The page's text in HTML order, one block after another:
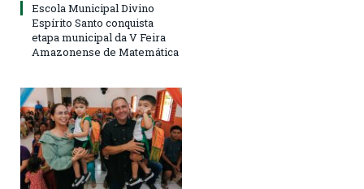
Escola Municipal Divino
Espírito Santo conquista
etapa municipal da V Feira
Amazonense de Matemática